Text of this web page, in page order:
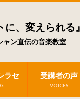
に、変えられる』
ャン直伝の音楽教室
ラセ 受講者の声
VOICES